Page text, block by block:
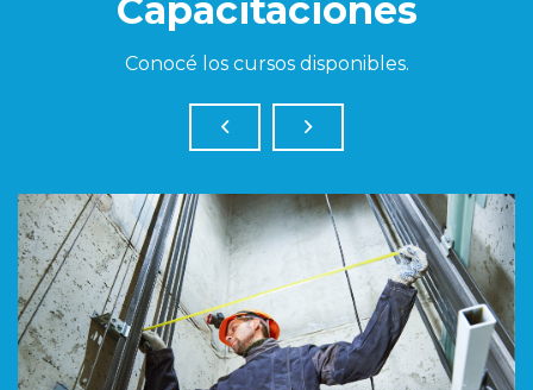
Capacitaciones
Conocé los cursos disponibles.